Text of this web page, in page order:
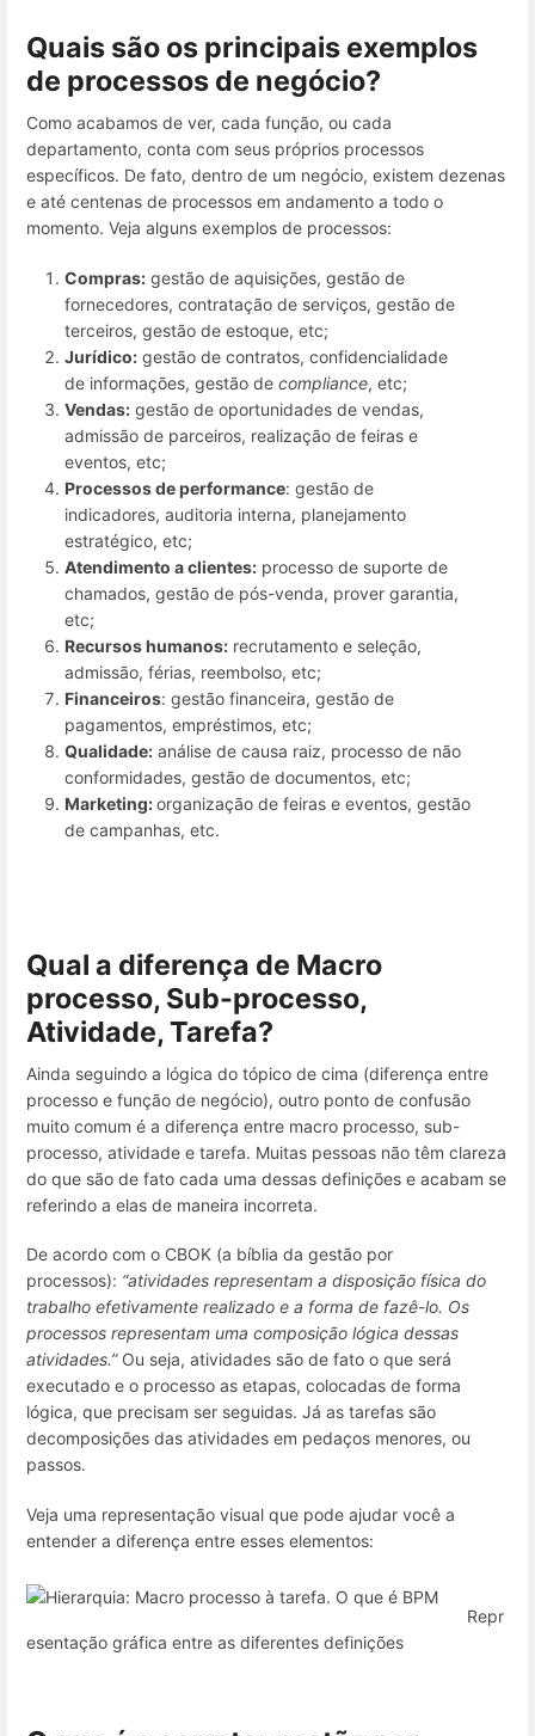
Quais são os principais exemplos
de processos de negócio?
Como acabamos de ver, cada função, ou cada
departamento, conta com seus próprios processos
específicos. De fato, dentro de um negócio, existem dezenas
e até centenas de processos em andamento a todo o
momento. Veja alguns exemplos de processos:
Compras: gestão de aquisições, gestão de
fornecedores, contratação de serviços, gestão de
terceiros, gestão de estoque, etc;
Jurídico: gestão de contratos, confidencialidade
de informações, gestão de compliance, etc;
Vendas: gestão de oportunidades de vendas,
admissão de parceiros, realização de feiras e
eventos, etc;
Processos de performance: gestão de
indicadores, auditoria interna, planejamento
estratégico, etc;
Atendimento a clientes: processo de suporte de
chamados, gestão de pós-venda, prover garantia,
etc;
Recursos humanos: recrutamento e seleção,
admissão, férias, reembolso, etc;
Financeiros: gestão financeira, gestão de
pagamentos, empréstimos, etc;
Qualidade: análise de causa raiz, processo de não
conformidades, gestão de documentos, etc;
Marketing:organização de feiras e eventos, gestão
de campanhas, etc.
Qual a diferença de Macro
processo, Sub-processo,
Atividade, Tarefa?
Ainda seguindo a lógica do tópico de cima (diferença entre
processo e função de negócio), outro ponto de confusão
muito comum é a diferença entre macro processo, sub-
processo, atividade e tarefa. Muitas pessoas não têm clareza
do que são de fato cada uma dessas definições e acabam se
referindo a elas de maneira incorreta.
De acordo com o CBOK (a bíblia da gestão por
processos): “atividades representam a disposição física do
trabalho efetivamente realizado e a forma de fazê-lo. Os
processos representam uma composição lógica dessas
atividades.” Ou seja, atividades são de fato o que será
executado e o processo as etapas, colocadas de forma
lógica, que precisam ser seguidas. Já as tarefas são
decomposições das atividades em pedaços menores, ou
passos.
Veja uma representação visual que pode ajudar você a
entender a diferença entre esses elementos:
Repr
esentação gráfica entre as diferentes definições